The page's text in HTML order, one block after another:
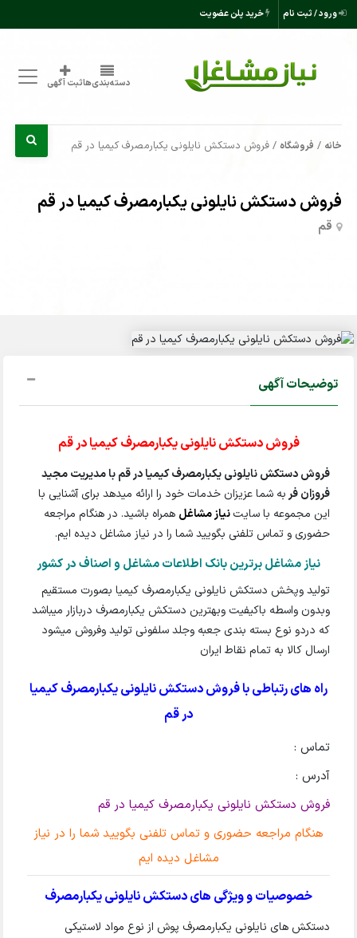
ورود / ثبت نام خرید پلن عضویت
دسته‌بندی‌هاثبت آگهی
خانه / فروشگاه / فروش دستکش نایلونی یکبارمصرف کیمیا در قم
فروش دستکش نایلونی یکبارمصرف کیمیا در قم
قم
توضیحات آگهی
فروش دستکش نایلونی یکبارمصرف کیمیا در قم
فروش دستکش نایلونی یکبارمصرف کیمیا در قم با مدیریت مجید
فروزان فربه شما عزیزان خدمات خود را ارائه میدهد برای آشنایی با
این مجموعه با سایتنیاز مشاغل همراه باشید. در هنگام مراجعه
حضوری و تماس تلفنی بگویید شما را در نیاز مشاغل دیده ایم.
نیاز مشاغل برترین بانک اطلاعات مشاغل و اصناف در کشور
تولید وپخش دستکش نایلونی یکبارمصرف کیمیا بصورت مستقیم
وبدون واسطه باکیفیت وبهترین دستکش یکبارمصرف دربازار میباشد
که دردو نوع بسته بندی جعبه وجلد سلفونی تولید وفروش میشود
ارسال کالا به تمام نقاط ایران
راه های رتباطی با فروش دستکش نایلونی یکبارمصرف کیمیا
در قم
تماس :
آدرس :
فروش دستکش نایلونی یکبارمصرف کیمیا در قم
هنگام مراجعه حضوری و تماس تلفنی بگویید شما را در نیاز
مشاغل دیده ایم
خصوصیات و ویژگی های دستکش نایلونی یکبارمصرف
دستکش های نایلونی یکبارمصرف پوش از نوع مواد لاستیکی